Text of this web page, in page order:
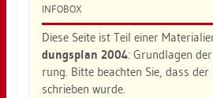
IN­FO­BOX
Diese Seite ist Teil einer
dungs­plan 2004: Grund­la­gen
rung. Bitte be­ach­ten Sie, dass
schrie­ben wurde.